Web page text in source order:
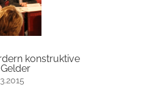
konstruktive